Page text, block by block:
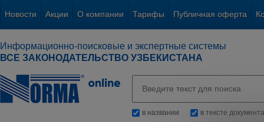
Новости Акции О компании Тарифы Публичная оферта
Информационно-поисковые и экспертные системы
ВСЕ ЗАКОНОДАТЕЛЬСТВО УЗБЕКИСТАНА
в названии в тексте документа